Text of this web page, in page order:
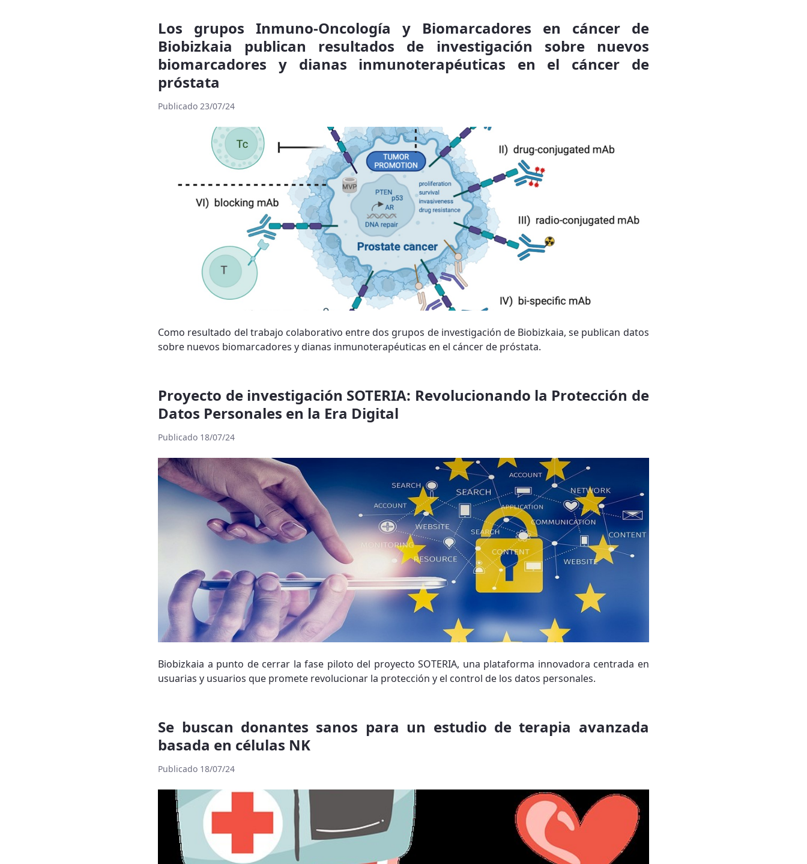
Los grupos Inmuno-Oncología y Biomarcadores en cáncer de
Biobizkaia publican resultados de investigación sobre nuevos
biomarcadores y dianas inmunoterapéuticas en el cáncer de
próstata
Publicado 23/07/24
Como resultado del trabajo colaborativo entre dos grupos de investigación de Biobizkaia, se publican datos
sobre nuevos biomarcadores y dianas inmunoterapéuticas en el cáncer de próstata.
Proyecto de investigación SOTERIA: Revolucionando la Protección de
Datos Personales en la Era Digital
Publicado 18/07/24
Biobizkaia a punto de cerrar la fase piloto del proyecto SOTERIA, una plataforma innovadora centrada en
usuarias y usuarios que promete revolucionar la protección y el control de los datos personales.
Se buscan donantes sanos para un estudio de terapia avanzada
basada en células NK
Publicado 18/07/24